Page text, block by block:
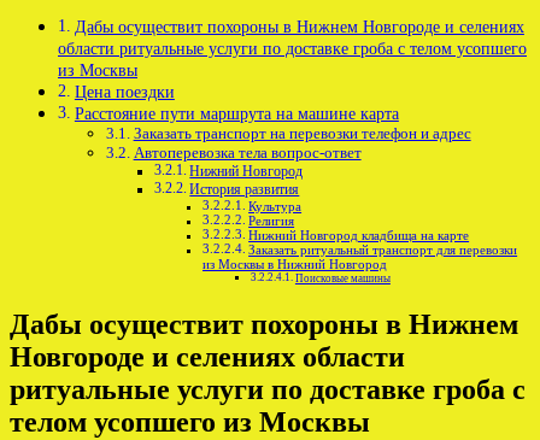
Дабы осуществит похороны в Нижнем Новгороде и селениях
области ритуальные услуги по доставке гроба с телом усопшего
из Москвы
Цена поездки
Расстояние пути маршрута на машине карта
Заказать транспорт на перевозки телефон и адрес
Автоперевозка тела вопрос-ответ
Нижний Новгород
История развития
Культура
Религия
Нижний Новгород кладбища на карте
Заказать ритуальный транспорт для перевозки
из Москвы в Нижний Новгород
Поисковые машины
Дабы осуществит похороны в Нижнем
Новгороде и селениях области
ритуальные услуги по доставке гроба с
телом усопшего из Москвы